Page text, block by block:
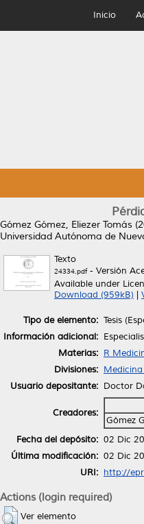
Inicio
Gómez Gómez, Eliezer Tomás
Universidad Autónoma de
Texto
24334.pdf- Versión
Available under
Download (959kB)
Tipo de elemento: Tesis
Información adicional:
Materias: R
Divisiones:
Usuario depositante: Doctor
Creadores:
Gómez
Fecha del depósito: 02 Dic
Última modificación: 02 Dic
URI: http://
Actions (login required)
Ver elemento